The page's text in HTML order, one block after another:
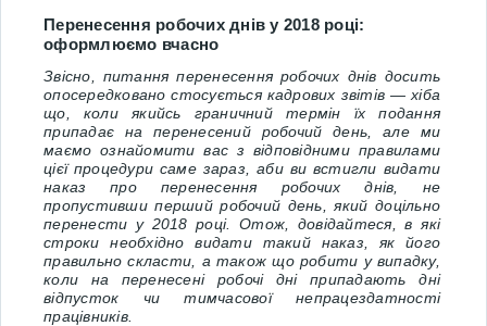
Перенесення робочих днів у 2018 році:
оформлюємо вчасно
Звісно, питання перенесення робочих днів досить
опосередковано стосується кадрових звітів — хіба
що, коли якийсь граничний термін їх подання
припадає на перенесений робочий день, але ми
маємо ознайомити вас з відповідними правилами
цієї процедури саме зараз, аби ви встигли видати
наказ про перенесення робочих днів, не
пропустивши перший робочий день, який доцільно
перенести у 2018 році. Отож, довідайтеся, в які
строки необхідно видати такий наказ, як його
правильно скласти, а також що робити у випадку,
коли на перенесені робочі дні припадають дні
відпусток чи тимчасової непрацездатності
працівників.